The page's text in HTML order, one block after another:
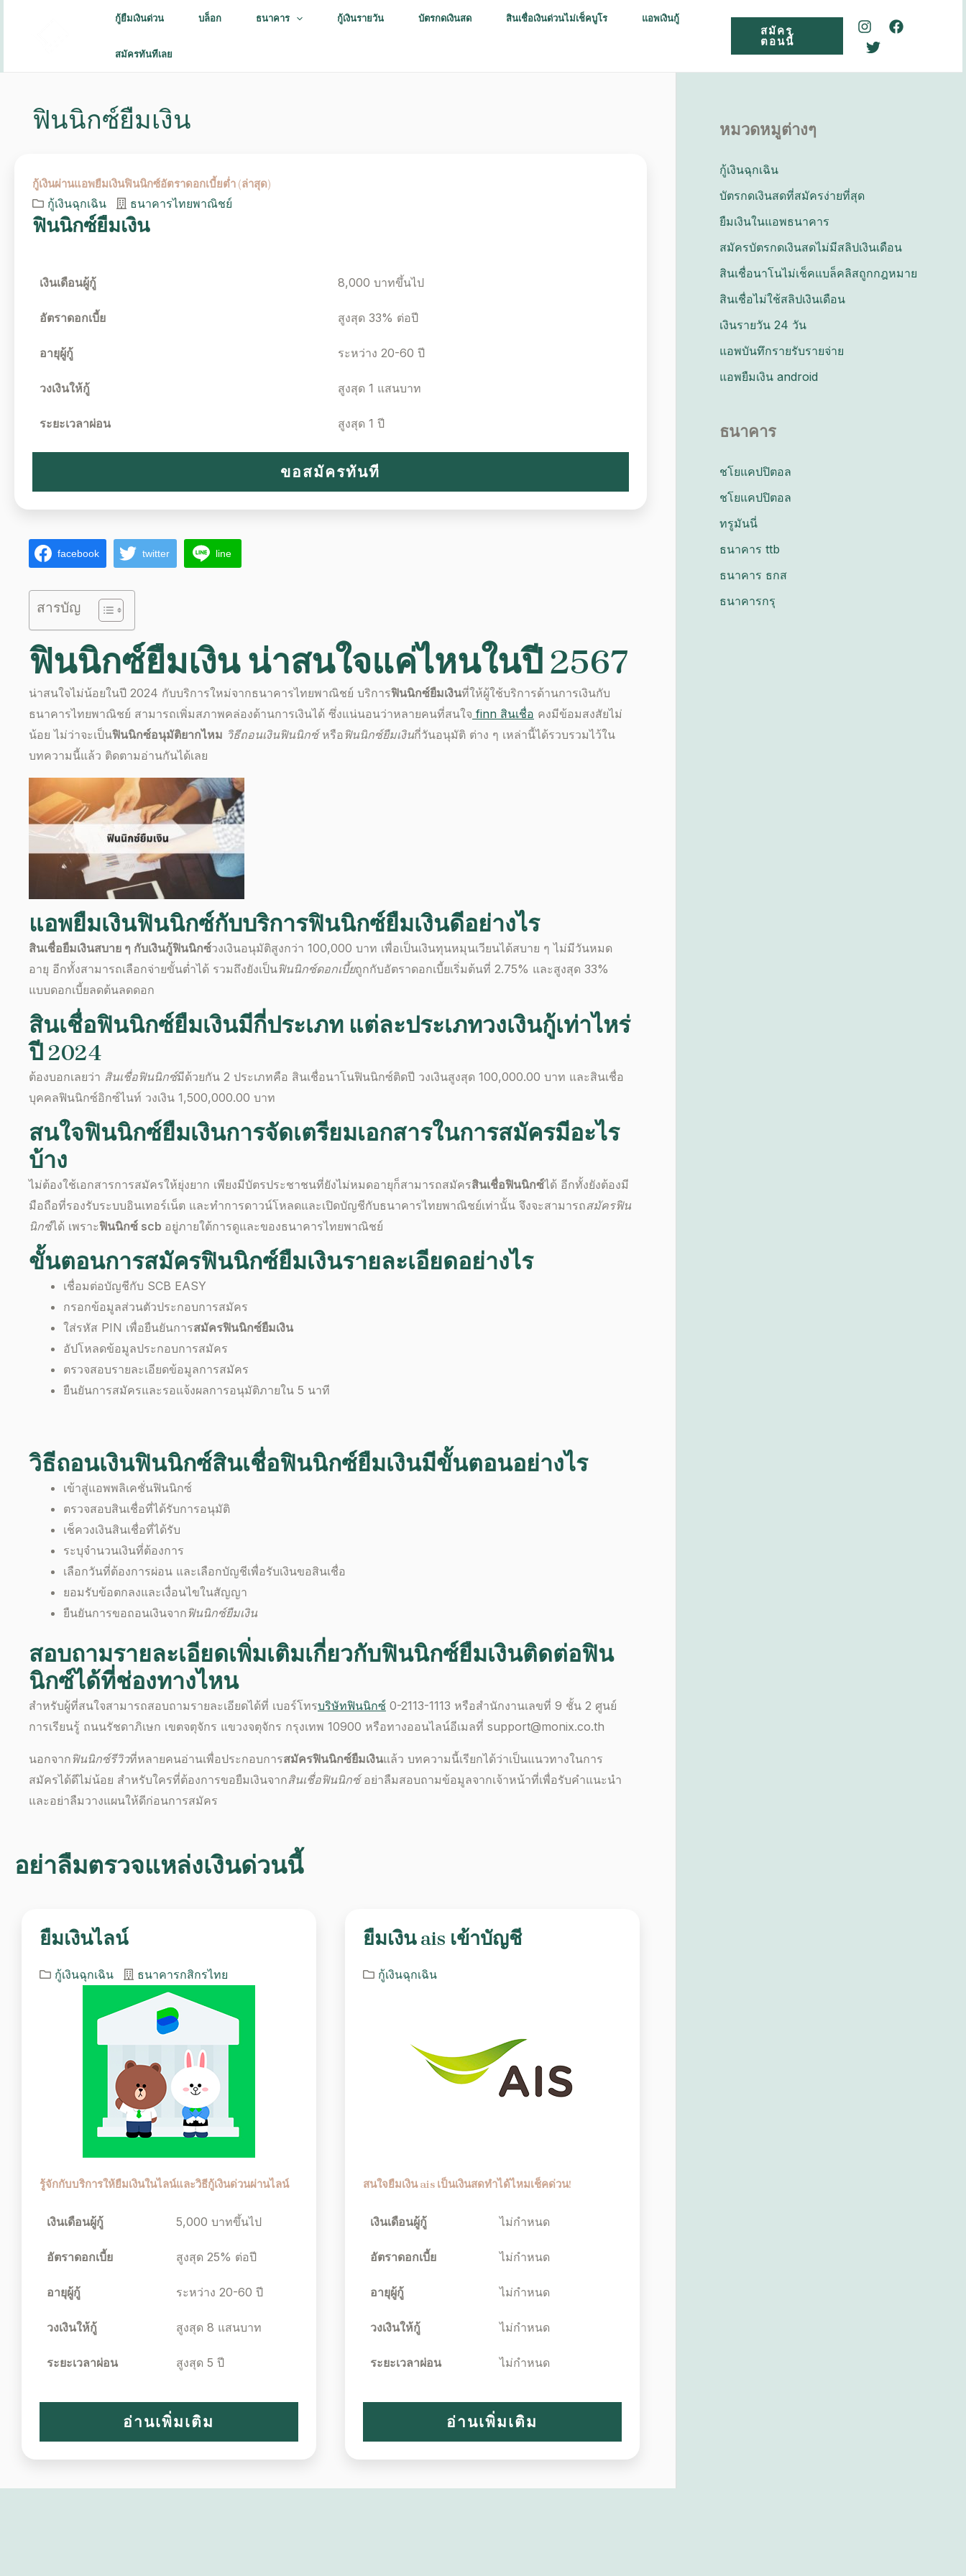
กู้ยืมเงินด่วน บล็อก ธนาคาร กู้เงินรายวัน บัตรกดเงินสด สินเชื่อเงินด่วนไม่เช็คบูโร แอพเงินกู้
สมัครทันทีเลย
สมัคร
ตอนนี้
ฟินนิกซ์ยืมเงิน
กู้เงินผ่านแอพยืมเงินฟินนิกซ์อัตราดอกเบี้ยต่ำ (ล่าสุด)
กู้เงินฉุกเฉิน ธนาคารไทยพาณิชย์
ฟินนิกซ์ยืมเงิน
เงินเดือนผู้กู้ 8,000 บาทขึ้นไป
อัตราดอกเบี้ย สูงสุด 33% ต่อปี
อายุผู้กู้ ระหว่าง 20-60 ปี
วงเงินให้กู้ สูงสุด 1 แสนบาท
ระยะเวลาผ่อน สูงสุด 1 ปี
ขอสมัครทันที
facebook twitter line
สารบัญ
ฟินนิกซ์ยืมเงิน น่าสนใจแค่ไหนในปี 2567
น่าสนใจไม่น้อยในปี 2024 กับบริการใหม่จากธนาคารไทยพาณิชย์ บริการฟินนิกซ์ยืมเงินที่ให้ผู้ใช้บริการด้านการเงินกับ
ธนาคารไทยพาณิชย์ สามารถเพิ่มสภาพคล่องด้านการเงินได้ ซึ่งแน่นอนว่าหลายคนที่สนใจ finn สินเชื่อ คงมีข้อมสงสัยไม่
น้อย ไม่ว่าจะเป็นฟินนิกซ์อนุมัติยากไหม วิธีถอนเงินฟินนิกซ์หรือ ฟินนิกซ์ยืมเงินกี่วันอนุมัติ ต่าง ๆ เหล่านี้ได้รวบรวมไว้ใน
บทความนี้แล้ว ติดตามอ่านกันได้เลย
แอพยืมเงินฟินนิกซ์กับบริการฟินนิกซ์ยืมเงินดีอย่างไร
สินเชื่อยืมเงินสบาย ๆ กับเงินกู้ฟินนิกซ์วงเงินอนุมัติสูงกว่า 100,000 บาท เพื่อเป็นเงินทุนหมุนเวียนได้สบาย ๆ ไม่มีวันหมด
อายุ อีกทั้งสามารถเลือกจ่ายขั้นต่ำได้ รวมถึงยังเป็นฟินนิกซ์ดอกเบี้ยถูกกับอัตราดอกเบี้ยเริ่มต้นที่ 2.75% และสูงสุด 33%
แบบดอกเบี้ยลดต้นลดดอก
สินเชื่อฟินนิกซ์ยืมเงินมีกี่ประเภท แต่ละประเภทวงเงินกู้เท่าไหร่
ปี 2024
ต้องบอกเลยว่า สินเชื่อฟินนิกซ์มีด้วยกัน 2 ประเภทคือ สินเชื่อนาโนฟินนิกซ์ติดปี วงเงินสูงสุด 100,000.00 บาท และสินเชื่อ
บุคคลฟินนิกซ์อิกซ์ไนท์ วงเงิน 1,500,000.00 บาท
สนใจฟินนิกซ์ยืมเงินการจัดเตรียมเอกสารในการสมัครมีอะไร
บ้าง
ไม่ต้องใช้เอกสารการสมัครให้ยุ่งยาก เพียงมีบัตรประชาชนที่ยังไม่หมดอายุก็สามารถสมัครสินเชื่อฟินนิกซ์ได้ อีกทั้งยังต้องมี
มือถือที่รองรับระบบอินเทอร์เน็ต และทำการดาวน์โหลดและเปิดบัญชีกับธนาคารไทยพาณิชย์เท่านั้น จึงจะสามารถสมัครฟิน
นิกซ์ได้ เพราะฟินนิกซ์ scb อยู่ภายใต้การดูและของธนาคารไทยพาณิชย์
ขั้นตอนการสมัครฟินนิกซ์ยืมเงินรายละเอียดอย่างไร
เชื่อมต่อบัญชีกับ SCB EASY
กรอกข้อมูลส่วนตัวประกอบการสมัคร
ใส่รหัส PIN เพื่อยืนยันการสมัครฟินนิกซ์ยืมเงิน
อัปโหลดข้อมูลประกอบการสมัคร
ตรวจสอบรายละเอียดข้อมูลการสมัคร
ยืนยันการสมัครและรอแจ้งผลการอนุมัติภายใน 5 นาที
วิธีถอนเงินฟินนิกซ์สินเชื่อฟินนิกซ์ยืมเงินมีขั้นตอนอย่างไร
เข้าสู่แอพพลิเคชั่นฟินนิกซ์
ตรวจสอบสินเชื่อที่ได้รับการอนุมัติ
เช็ควงเงินสินเชื่อที่ได้รับ
ระบุจำนวนเงินที่ต้องการ
เลือกวันที่ต้องการผ่อน และเลือกบัญชีเพื่อรับเงินขอสินเชื่อ
ยอมรับข้อตกลงและเงื่อนไขในสัญญา
ยืนยันการขอถอนเงินจาก ฟินนิกซ์ยืมเงิน
สอบถามรายละเอียดเพิ่มเติมเกี่ยวกับฟินนิกซ์ยืมเงินติดต่อฟิน
นิกซ์ได้ที่ช่องทางไหน
สำหรับผู้ที่สนใจสามารถสอบถามรายละเอียดได้ที่ เบอร์โทรบริษัทฟินนิกซ์ 0-2113-1113 หรือสำนักงานเลขที่ 9 ชั้น 2 ศูนย์
การเรียนรู้ ถนนรัชดาภิเษก เขตจตุจักร แขวงจตุจักร กรุงเทพ 10900 หรือทางออนไลน์อีเมลที่ support@monix.co.th
นอกจาก ฟินนิกซ์รีวิวที่หลายคนอ่านเพื่อประกอบการสมัครฟินนิกซ์ยืมเงินแล้ว บทความนี้เรียกได้ว่าเป็นแนวทางในการ
สมัครได้ดีไม่น้อย สำหรับใครที่ต้องการขอยืมเงินจากสินเชื่อฟินนิกซ์อย่าลืมสอบถามข้อมูลจากเจ้าหน้าที่เพื่อรับคำแนะนำ
และอย่าลืมวางแผนให้ดีก่อนการสมัคร
อย่าลืมตรวจแหล่งเงินด่วนนี้
ยืมเงินไลน์
กู้เงินฉุกเฉิน ธนาคารกสิกรไทย
รู้จักกับบริการให้ยืมเงินในไลน์และวิธีกู้เงินด่วนผ่านไลน์
เงินเดือนผู้กู้ 5,000 บาทขึ้นไป
อัตราดอกเบี้ย สูงสุด 25% ต่อปี
อายุผู้กู้ ระหว่าง 20-60 ปี
วงเงินให้กู้ สูงสุด 8 แสนบาท
ระยะเวลาผ่อน สูงสุด 5 ปี
อ่านเพิ่มเติม
ยืมเงิน ais เข้าบัญชี
กู้เงินฉุกเฉิน
สนใจยืมเงิน ais เป็นเงินสดทำได้ไหมเช็คด่วน!
เงินเดือนผู้กู้ ไม่กำหนด
อัตราดอกเบี้ย ไม่กำหนด
อายุผู้กู้ ไม่กำหนด
วงเงินให้กู้ ไม่กำหนด
ระยะเวลาผ่อน ไม่กำหนด
อ่านเพิ่มเติม
หมวดหมูต่างๆ
กู้เงินฉุกเฉิน
บัตรกดเงินสดที่สมัครง่ายที่สุด
ยืมเงินในแอพธนาคาร
สมัครบัตรกดเงินสดไม่มีสลิปเงินเดือน
สินเชื่อนาโนไม่เช็คแบล็คลิสถูกกฎหมาย
สินเชื่อไม่ใช้สลิปเงินเดือน
เงินรายวัน 24 วัน
แอพบันทึกรายรับรายจ่าย
แอพยืมเงิน android
ธนาคาร
ชโยแคปปิตอล
ชโยแคปปิตอล
ทรูมันนี่
ธนาคาร ttb
ธนาคาร ธกส
ธนาคารกรุ